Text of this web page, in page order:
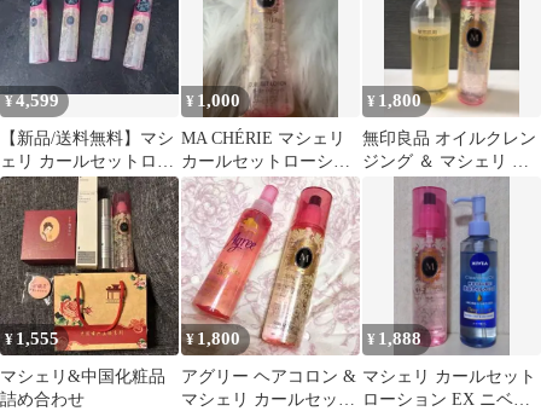
¥4,599
【新品/送料無料】マシ
ェリ カールセットロー
ションEX ヘアスタイ
リング 4個
¥ 1,000
MA CHÉRIE マシェリ
カールセットローショ
ン EX
¥ 1,800
無印良品 オイルクレン
ジング ＆ マシェリ カ
ールセットローション
¥1,555
マシェリ&中国化粧品
詰め合わせ
¥ 1,800
アグリー ヘアコロン &
マシェリ カールセット
¥ 1,888
マシェリ カールセット
ローション EX ニベア